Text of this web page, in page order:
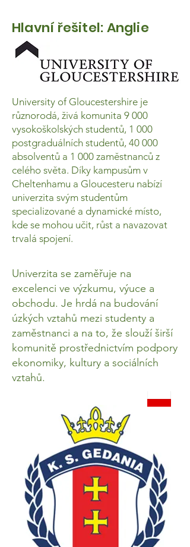
Hlavní řešitel: Anglie
University of Gloucestershire je
různorodá, živá komunita 9 000
vysokoškolských studentů, 1 000
postgraduálních studentů, 40 000
absolventů a 1 000 zaměstnanců z
celého světa. Díky kampusům v
Cheltenhamu a Gloucesteru nabízí
univerzita svým studentům
specializované a dynamické místo,
kde se mohou učit, růst a navazovat
trvalá spojení.
Univerzita se zaměřuje na
excelenci ve výzkumu, výuce a
obchodu. Je hrdá na budování
úzkých vztahů mezi studenty a
zaměstnanci a na to, že slouží širší
komunitě prostřednictvím podpory
ekonomiky, kultury a sociálních
vztahů.